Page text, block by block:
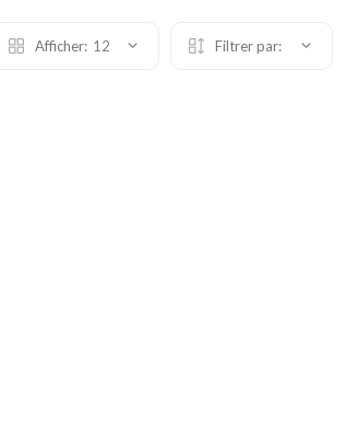
Afficher: 12 Filtrer par: